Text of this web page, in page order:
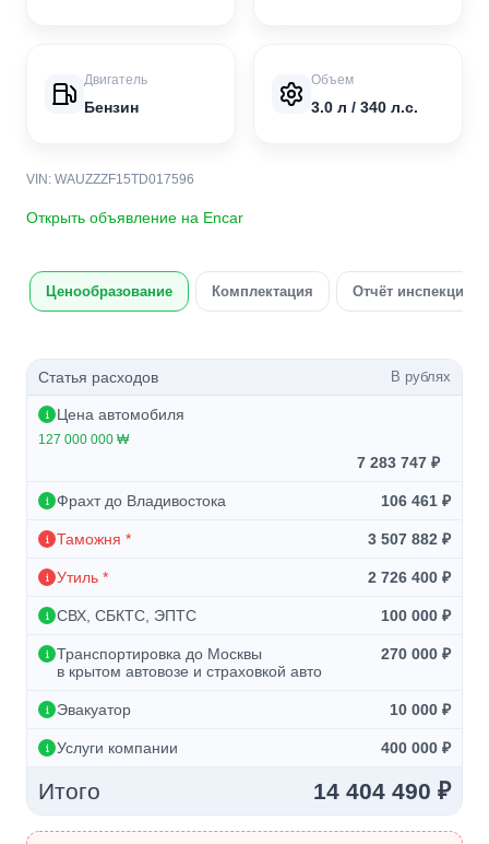
Двигатель
Бензин
Объем
3.0 л / 340 л.с.
VIN: WAUZZZF15TD017596
Открыть объявление на Encar
Ценообразование Комплектация Отчёт инспекции
Статья расходов В рублях
Цена автомобиля
127 000 000 ₩
7 283 747 ₽
Фрахт до Владивостока 106 461 ₽
Таможня * 3 507 882 ₽
Утиль * 2 726 400 ₽
СВХ, СБКТС, ЭПТС 100 000 ₽
Транспортировка до Москвы
в крытом автовозе и страховкой авто
270 000 ₽
Эвакуатор 10 000 ₽
Услуги компании 400 000 ₽
Итого 14 404 490 ₽